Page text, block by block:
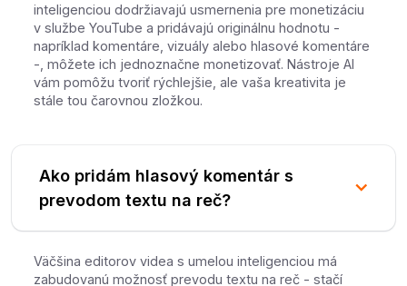
inteligenciou dodržiavajú usmernenia pre monetizáciu
v službe YouTube a pridávajú originálnu hodnotu -
napríklad komentáre, vizuály alebo hlasové komentáre
-, môžete ich jednoznačne monetizovať. Nástroje AI
vám pomôžu tvoriť rýchlejšie, ale vaša kreativita je
stále tou čarovnou zložkou.
Ako pridám hlasový komentár s
prevodom textu na reč?
Väčšina editorov videa s umelou inteligenciou má
zabudovanú možnosť prevodu textu na reč - stačí